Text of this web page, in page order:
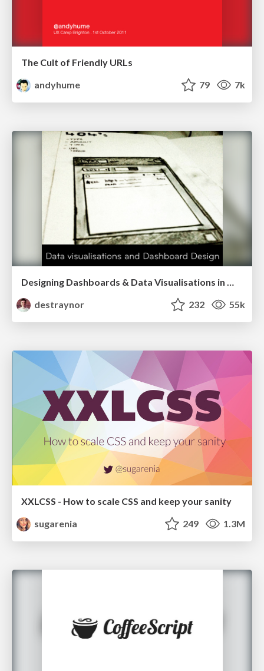
The Cult of Friendly URLs
andyhume
79 7k
Designing Dashboards & Data Visualisations in Web Apps
destraynor
232 55k
XXLCSS - How to scale CSS and keep your sanity
sugarenia
249 1.3M